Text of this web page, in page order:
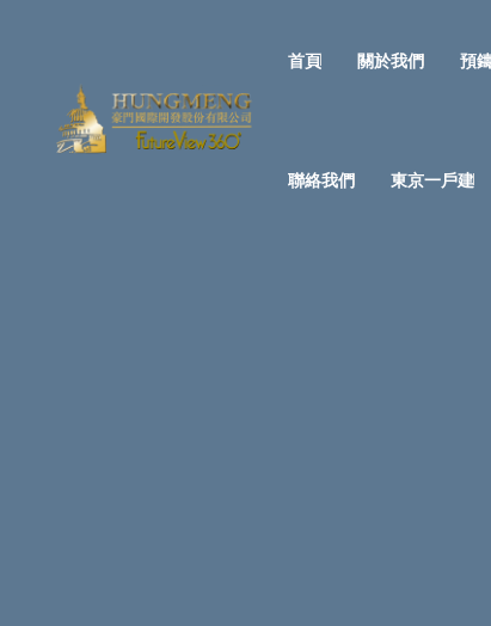
首頁 關於我們 預
聯絡我們 東京一戶建